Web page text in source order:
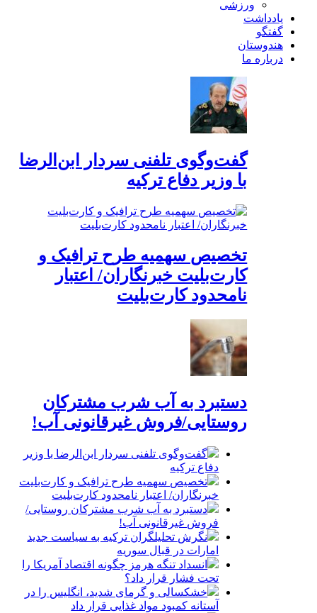
ورزشی
یادداشت
گفتگو
هندوستان
درباره ما
گفت‌وگوی تلفنی سردار ابن‌الرضا
با وزیر دفاع ترکیه
تخصیص سهمیه طرح ترافیک و
کارت‌بلیت خبرنگاران/ اعتبار
نامحدود کارت‌بلیت
دستبرد به آب شرب مشترکان
روستایی/فروش غیرقانونی آب!
گفت‌وگوی تلفنی سردار ابن‌الرضا با وزیر
دفاع ترکیه
تخصیص سهمیه طرح ترافیک و کارت‌بلیت
خبرنگاران/ اعتبار نامحدود کارت‌بلیت
دستبرد به آب شرب مشترکان روستایی/
فروش غیرقانونی آب!
نگرش تحلیلگران ترکیه به سیاست جدید
امارات در قبال سوریه
انسداد تنگه هرمز چگونه اقتصاد آمریکا را
تحت فشار قرار داد؟
خشکسالی و گرمای شدید، انگلیس را در
آستانه کمبود مواد غذایی قرار داد